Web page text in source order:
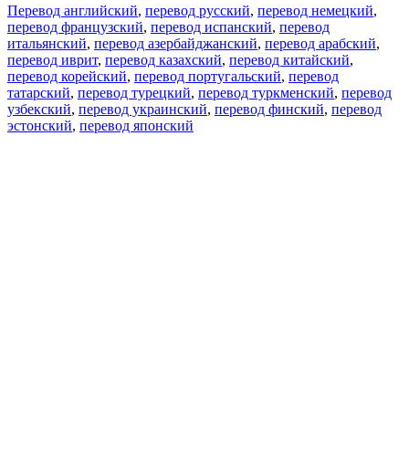
Перевод английский, перевод русский, перевод немецкий,
перевод французский, перевод испанский, перевод
итальянский, перевод азербайджанский, перевод арабский,
перевод иврит, перевод казахский, перевод китайский,
перевод корейский, перевод португальский, перевод
татарский, перевод турецкий, перевод туркменский, перевод
узбекский, перевод украинский, перевод финский, перевод
эстонский, перевод японский